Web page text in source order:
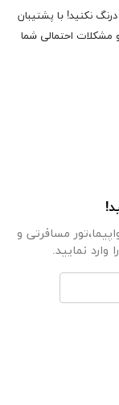
نکنید! با پشتیبان
مشکلات احتمالی شما